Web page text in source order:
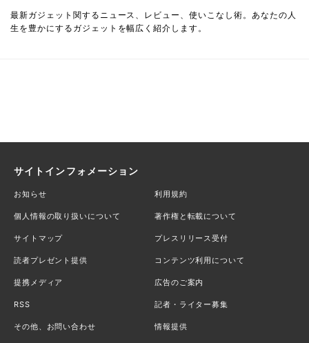
最新ガジェット関するニュース、レビュー、使いこなし術。あなたの人
生を豊かにするガジェットを幅広く紹介します。
サイトインフォメーション
お知らせ 利用規約
個人情報の取り扱いについて 著作権と転載について
サイトマップ プレスリリース受付
読者プレゼント提供 コンテンツ利用について
提携メディア 広告のご案内
RSS 記者・ライター募集
その他、お問い合わせ 情報提供